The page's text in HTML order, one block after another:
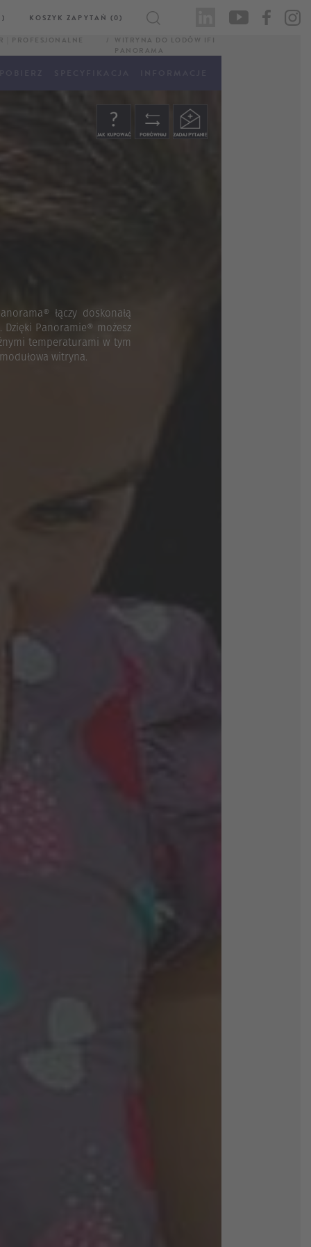
KOSZYK ZAPYTAŃ (0)
| PROFESJONALNE
WITRYNA DO LODÓW IFI
PANORAMA
łączy doskonałą
Panoramie® możesz
temperaturami w tym
witryna.